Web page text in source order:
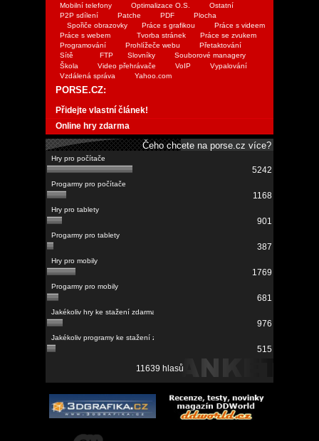
Mobilní telefony
Optimalizace O.S.
Ostatní
P2P sdílení
Patche PDF
Plocha
Spořiče obrazovky
Práce s grafikou
Práce s videem
Práce s webem
Tvorba stránek
Práce se zvukem
Programování
Prohlížeče webu
Přetaktování
Sítě
FTP Slovníky
Souborové managery
Škola
Video přehrávače VoIP
Vypalování
Vzdálená správa
Yahoo.com
PORSE.CZ:
Přidejte vlastní článek!
Online hry zdarma
Čeho chcete na porse.cz více?
5242
1168
901
387
1769
681
976
515
11639 hlasů